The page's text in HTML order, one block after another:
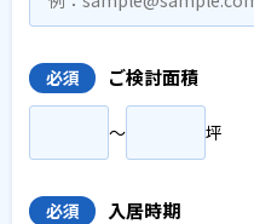
必須 ご検討面積
〜 坪
必須
入居時期